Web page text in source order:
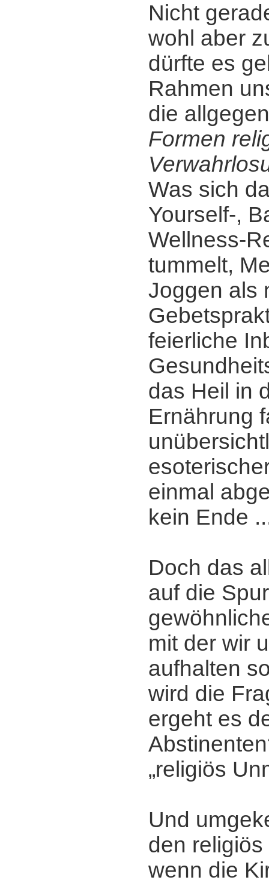
Nicht
wohl aber
dürfte es
Rahmen
die
Formen
Was sich
Yourself-,
Wellness-
tummelt,
Joggen als
feierliche
das Heil in
Ernährung
einmal
kein Ende
Doch das
auf die
mit der wir
aufhalten
wird die
ergeht es
„religiös
Und
den
wenn die